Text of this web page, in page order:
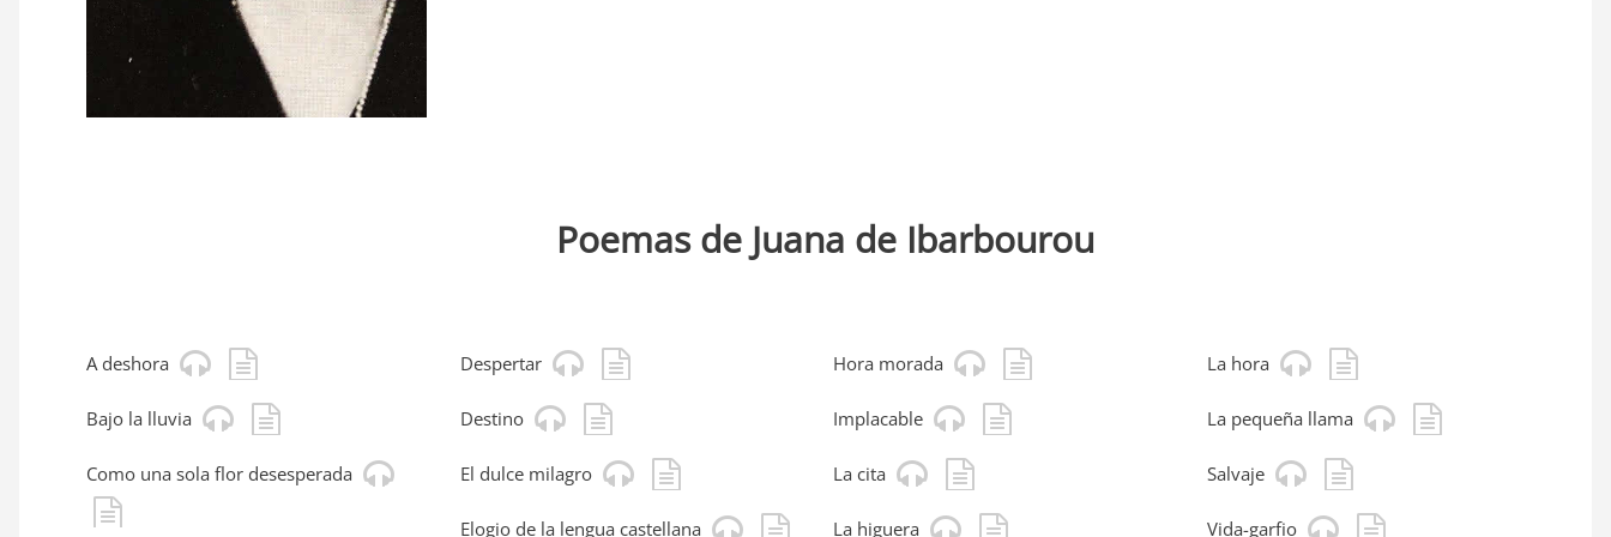
Poemas de Juana de Ibarbourou
A deshora
Bajo la lluvia
Como una sola flor desesperada
Despertar
Destino
El dulce milagro
Elogio de la lengua castellana
Hora morada
Implacable
La cita
La higuera
La hora
La pequeña llama
Salvaje
Vida-garfio